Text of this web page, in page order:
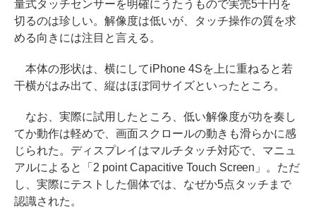
量式タッチセンサーを明確にうたうもので実売5千円を
切るのは珍しい。解像度は低いが、タッチ操作の質を求
める向きには注目と言える。
本体の形状は、横にしてiPhone 4Sを上に重ねると若
干横がはみ出て、縦はほぼ同サイズといったところ。
なお、実際に試用したところ、低い解像度が功を奏し
てか動作は軽めで、画面スクロールの動きも滑らかに感
じられた。ディスプレイはマルチタッチ対応で、マニュ
アルによると「2 point Capacitive Touch Screen」。ただ
し、実際にテストした個体では、なぜか5点タッチまで
認識された。